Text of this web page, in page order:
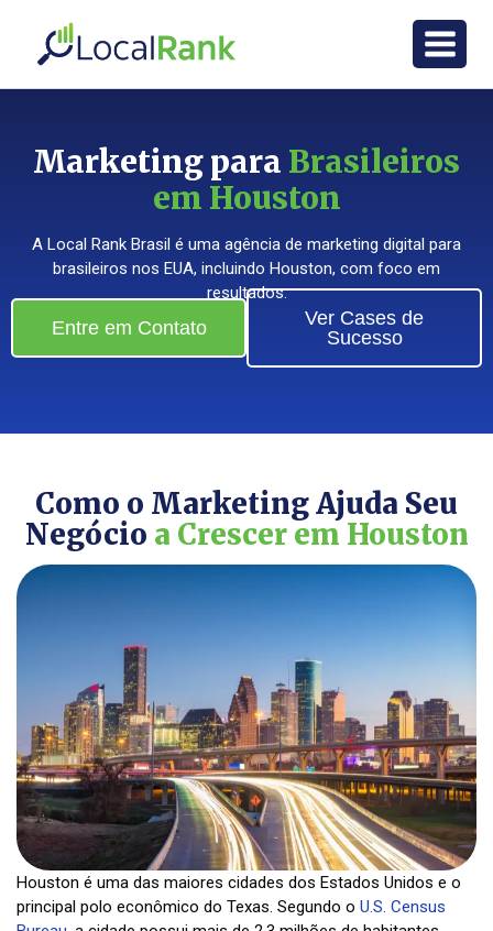
Marketing para Brasileiros
em Houston
A Local Rank Brasil é uma agência de marketing digital para
brasileiros nos EUA, incluindo Houston, com foco em
resultados.
Entre em Contato
Ver Cases de
Sucesso
Como o Marketing Ajuda Seu
Negócio a Crescer em Houston
Houston é uma das maiores cidades dos Estados Unidos e o
principal polo econômico do Texas. Segundo o U.S. Census